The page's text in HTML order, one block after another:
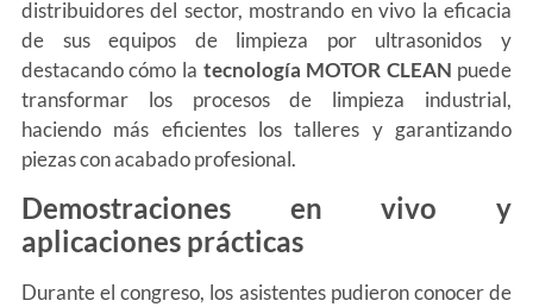
distribuidores del sector, mostrando en vivo la eficacia
de sus equipos de limpieza por ultrasonidos y
destacando cómo la tecnología MOTOR CLEAN puede
transformar los procesos de limpieza industrial,
haciendo más eficientes los talleres y garantizando
piezas con acabado profesional.
Demostraciones en vivo y
aplicaciones prácticas
Durante el congreso, los asistentes pudieron conocer de